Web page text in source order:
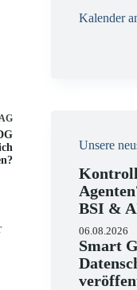
Kalender
Unsere
BSI &
06.08.2026
Smart